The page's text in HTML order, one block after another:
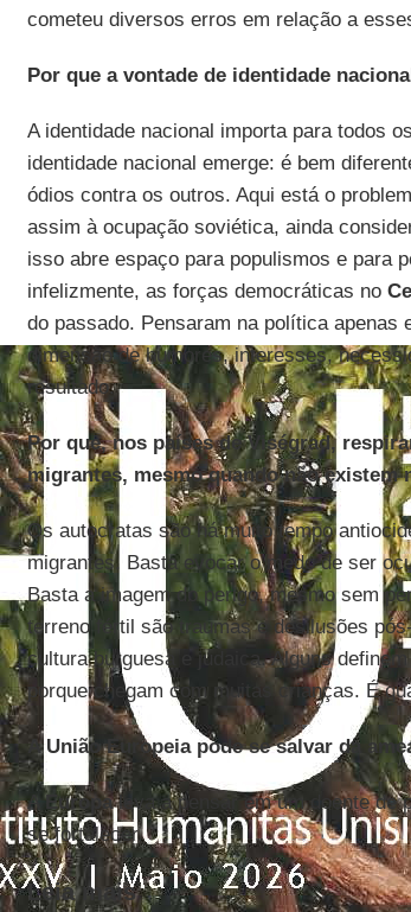
cometeu diversos erros em relação a
Por que a vontade de identidade
A identidade nacional importa para todos
identidade nacional emerge: é bem
ódios contra os outros. Aqui está o
assim à ocupação soviética, ainda
isso abre espaço para populismos e para
infelizmente, as forças democráticas no
do passado. Pensaram na política apenas
dimensão de humores, interesses,
resultado.
Por que, nos países de Viségrad,
migrantes, mesmo quando não existem
Os autocratas são há muito tempo
migrantes. Basta evocar o medo de ser
Basta a imagem do perigo, mesmo sem
terreno fértil são traumas e desilusões
cultura burguesa e judaica. Alguns
porque chegam com muitas crianças. É
A União Europeia pode se salvar da
AEuropaleva a pensar em um doente de
se fortalecer.
Leia mais